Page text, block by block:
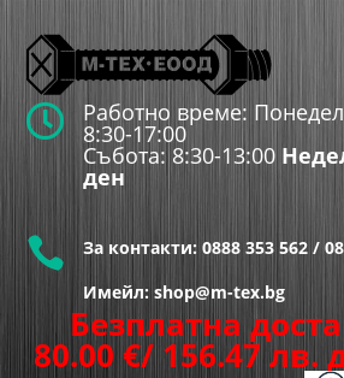
 Работно време:
8:30-17:00
Събота: 8:30-13:00
ден
 За контакти: 0888 353 562 /
Имейл: shop@m-tex.bg
Безплатна
80.00 €/ 156.47 лв.